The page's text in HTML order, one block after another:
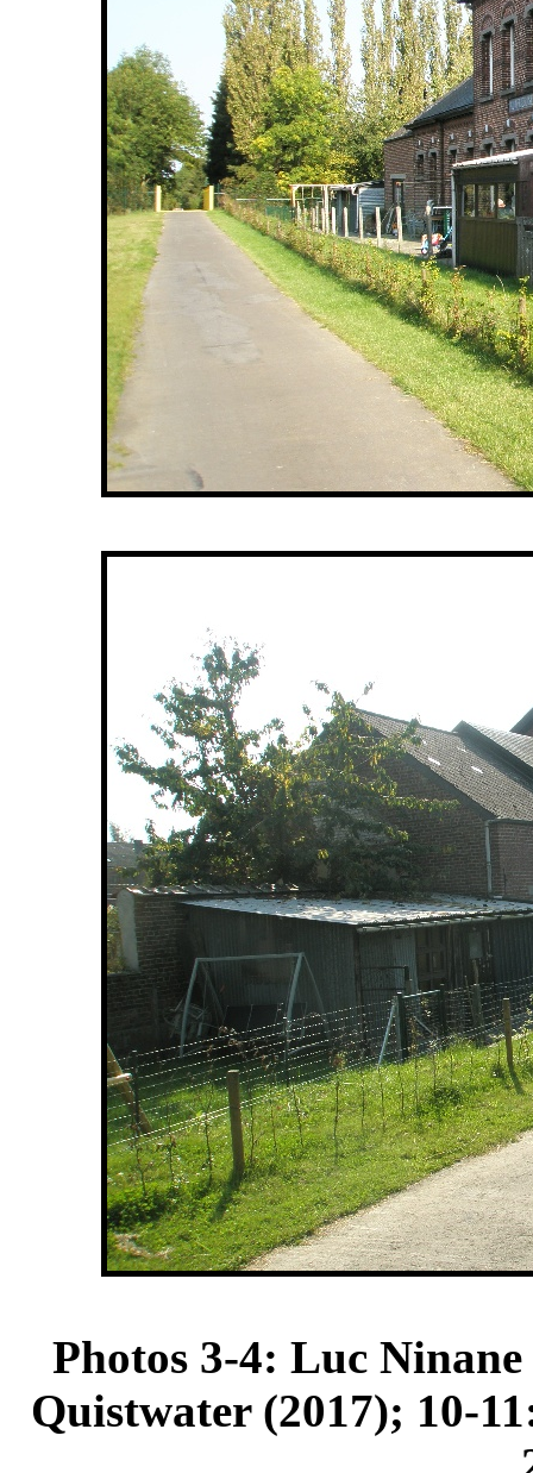
Photos 3-4: Luc
Quistwater (2017); 10-